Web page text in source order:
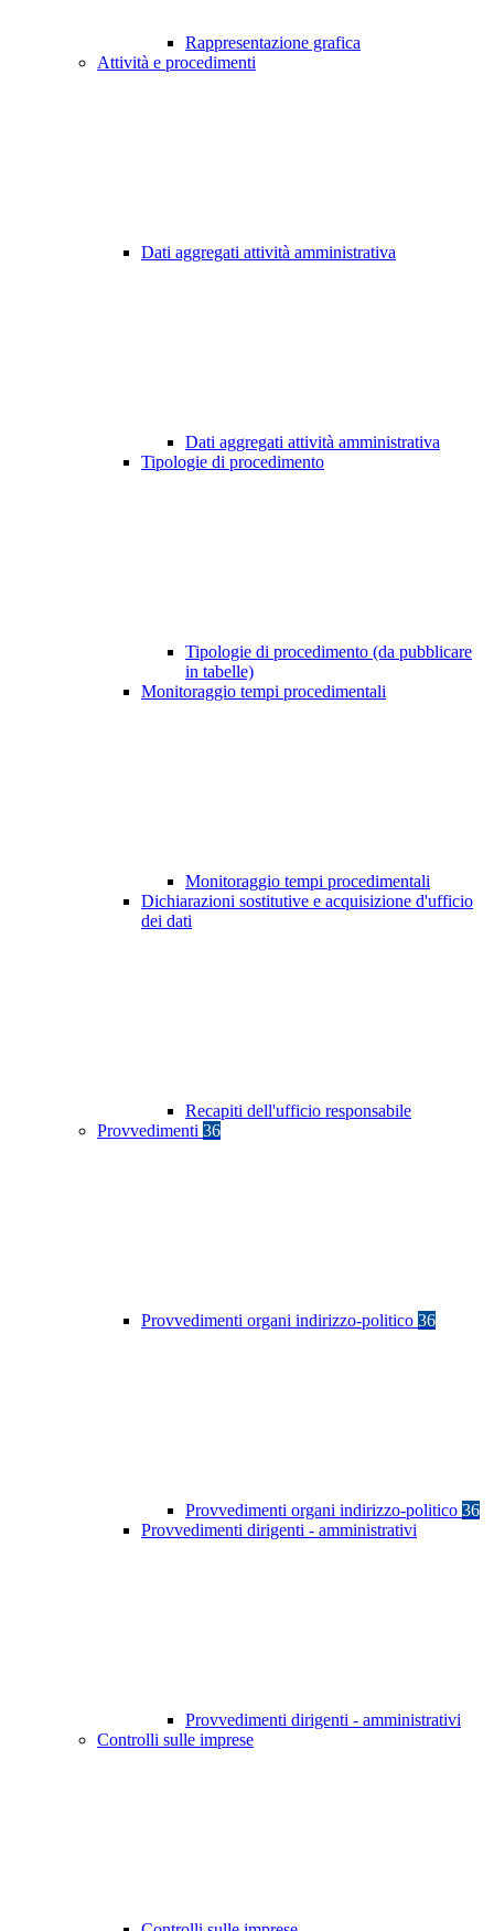
Rappresentazione grafica
Attività e procedimenti
Dati aggregati attività amministrativa
Dati aggregati attività amministrativa
Tipologie di procedimento
Tipologie di procedimento (da pubblicare
in tabelle)
Monitoraggio tempi procedimentali
Monitoraggio tempi procedimentali
Dichiarazioni sostitutive e acquisizione d'ufficio
dei dati
Recapiti dell'ufficio responsabile
Provvedimenti 36
Provvedimenti organi indirizzo-politico 36
Provvedimenti organi indirizzo-politico 36
Provvedimenti dirigenti - amministrativi
Provvedimenti dirigenti - amministrativi
Controlli sulle imprese